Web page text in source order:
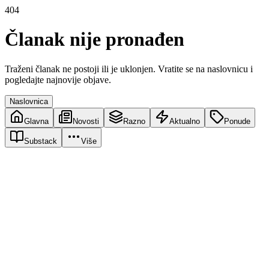
404
Članak nije pronađen
Traženi članak ne postoji ili je uklonjen. Vratite se na naslovnicu i
pogledajte najnovije objave.
Naslovnica
Glavna Novosti Razno Aktualno Ponude
Substack Više